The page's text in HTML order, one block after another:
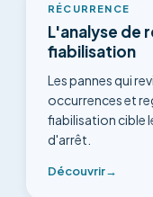
RÉCURRENCE
L'analyse de
fiabilisation
Les pannes qui
occurrences et
fiabilisation cible
d'arrêt.
Découvrir→